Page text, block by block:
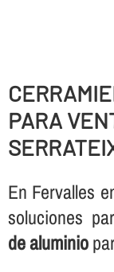
PARA
En Fervalles
soluciones
de aluminio